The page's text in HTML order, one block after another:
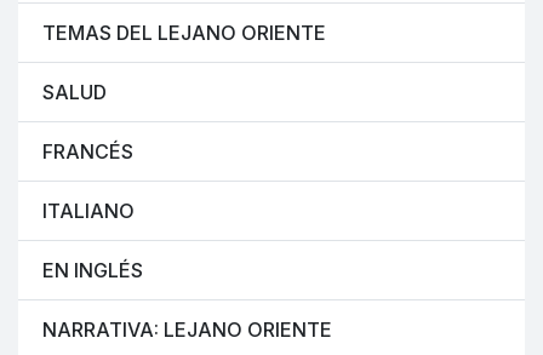
TEMAS DEL LEJANO ORIENTE
SALUD
FRANCÉS
ITALIANO
EN INGLÉS
NARRATIVA: LEJANO ORIENTE